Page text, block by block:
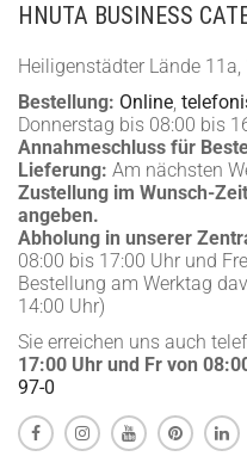
HNUTA BUSINESS
Heiligenstädter Lände 11a,
Bestellung: Online,
Donnerstag bis 08:00 bis
Annahmeschluss für
Lieferung: Am nächsten
Zustellung im Wunsch-
angeben.
Abholung in unserer
08:00 bis 17:00 Uhr und
Bestellung am Werktag
14:00 Uhr)
Sie erreichen uns auch
17:00 Uhr und Fr von
97-0